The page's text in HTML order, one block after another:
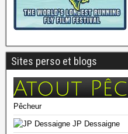
Sites perso et blogs
Pêcheur
JP Dessaigne